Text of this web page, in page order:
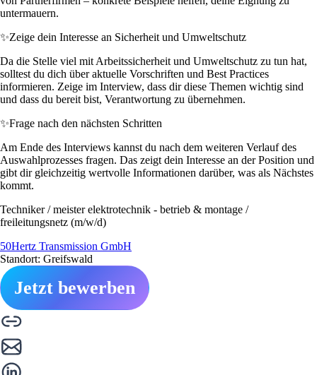
untermauern.
✨Zeige dein Interesse an Sicherheit und Umweltschutz
Da die Stelle viel mit Arbeitssicherheit und Umweltschutz zu tun hat,
solltest du dich über aktuelle Vorschriften und Best Practices
informieren. Zeige im Interview, dass dir diese Themen wichtig sind
und dass du bereit bist, Verantwortung zu übernehmen.
✨Frage nach den nächsten Schritten
Am Ende des Interviews kannst du nach dem weiteren Verlauf des
Auswahlprozesses fragen. Das zeigt dein Interesse an der Position und
gibt dir gleichzeitig wertvolle Informationen darüber, was als Nächstes
kommt.
Techniker / meister elektrotechnik - betrieb & montage /
freileitungsnetz (m/w/d)
50Hertz Transmission GmbH
Standort: Greifswald
Jetzt bewerben